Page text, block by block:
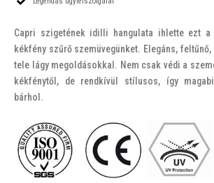
Capri szigetének idilli hangulata ihlette ezt
kékfény szűrő szemüvegünket. Elegáns,
tele lágy megoldásokkal. Nem csak védi a
kékfénytől, de rendkívül stílusos, így
bárhol.